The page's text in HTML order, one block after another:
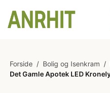
Forside / Bolig og Isenkram /
Det Gamle Apotek LED